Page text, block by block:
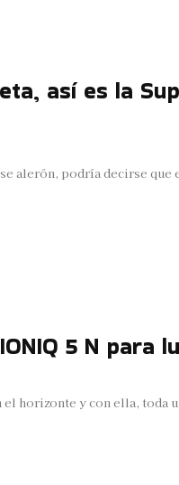
así es la
alerón, podría decirse que
5 N para
horizonte y con ella, toda